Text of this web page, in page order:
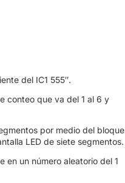
del IC1 555″.
conteo que va del 1 al 6 y
por medio del bloque
LED de siete segmentos.
en un número aleatorio del 1